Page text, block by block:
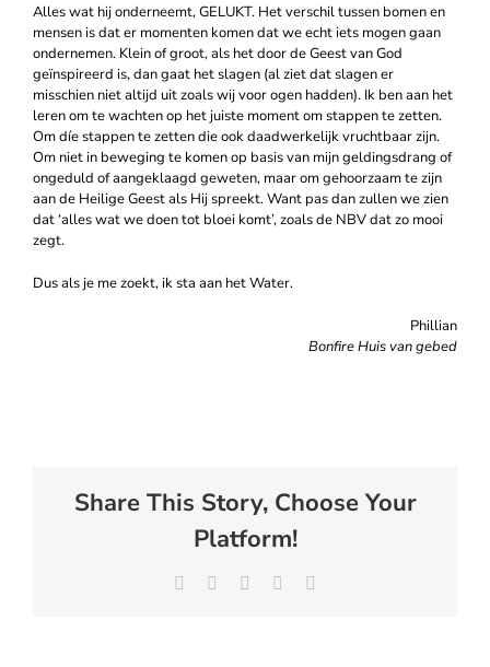
Alles wat hij onderneemt, GELUKT. Het verschil tussen bomen en
mensen is dat er momenten komen dat we echt iets mogen gaan
ondernemen. Klein of groot, als het door de Geest van God
geïnspireerd is, dan gaat het slagen (al ziet dat slagen er
misschien niet altijd uit zoals wij voor ogen hadden). Ik ben aan het
leren om te wachten op het juiste moment om stappen te zetten.
Om díe stappen te zetten die ook daadwerkelijk vruchtbaar zijn.
Om niet in beweging te komen op basis van mijn geldingsdrang of
ongeduld of aangeklaagd geweten, maar om gehoorzaam te zijn
aan de Heilige Geest als Hij spreekt. Want pas dan zullen we zien
dat ‘alles wat we doen tot bloei komt’, zoals de NBV dat zo mooi
zegt.
Dus als je me zoekt, ik sta aan het Water.
Phillian
Bonfire Huis van gebed
Share This Story, Choose Your
Platform!
Facebook LinkedInWhatsApp